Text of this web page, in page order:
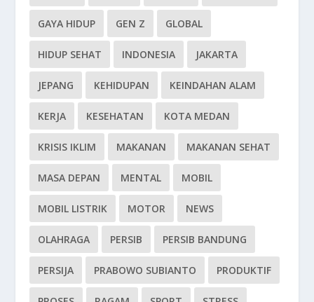
GAYA HIDUP GEN Z GLOBAL
HIDUP SEHAT INDONESIA JAKARTA
JEPANG KEHIDUPAN KEINDAHAN ALAM
KERJA KESEHATAN KOTA MEDAN
KRISIS IKLIM MAKANAN MAKANAN SEHAT
MASA DEPAN MENTAL MOBIL
MOBIL LISTRIK MOTOR NEWS
OLAHRAGA PERSIB PERSIB BANDUNG
PERSIJA PRABOWO SUBIANTO PRODUKTIF